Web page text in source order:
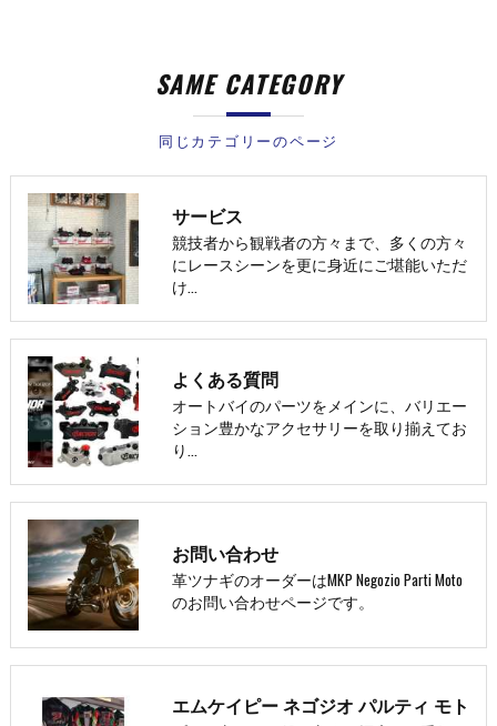
同じカテゴリーのページ
SAME CATEGORY
サービス
競技者から観戦者の方々まで、多くの方々
にレースシーンを更に身近にご堪能いただ
け…
よくある質問
オートバイのパーツをメインに、バリエー
ション豊かなアクセサリーを取り揃えてお
り…
お問い合わせ
革ツナギのオーダーはMKP Negozio Parti Moto
のお問い合わせページです。
エムケイピー ネゴジオ パルティ モト